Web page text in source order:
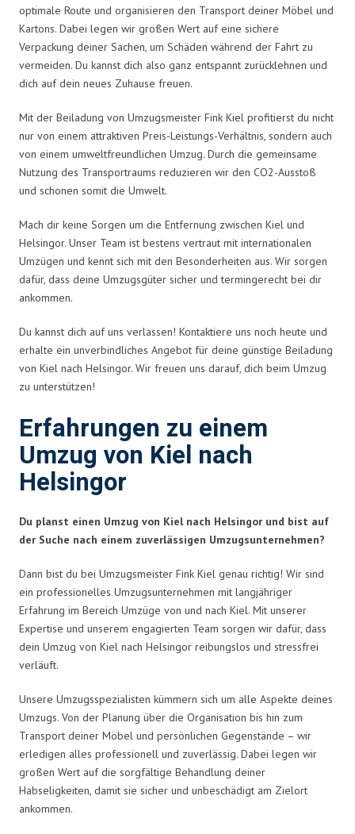
optimale Route und organisieren den Transport deiner Möbel und
Kartons. Dabei legen wir großen Wert auf eine sichere
Verpackung deiner Sachen, um Schäden während der Fahrt zu
vermeiden. Du kannst dich also ganz entspannt zurücklehnen und
dich auf dein neues Zuhause freuen.
Mit der Beiladung von Umzugsmeister Fink Kiel profitierst du nicht
nur von einem attraktiven Preis-Leistungs-Verhältnis, sondern auch
von einem umweltfreundlichen Umzug. Durch die gemeinsame
Nutzung des Transportraums reduzieren wir den CO2-Ausstoß
und schonen somit die Umwelt.
Mach dir keine Sorgen um die Entfernung zwischen Kiel und
Helsingor. Unser Team ist bestens vertraut mit internationalen
Umzügen und kennt sich mit den Besonderheiten aus. Wir sorgen
dafür, dass deine Umzugsgüter sicher und termingerecht bei dir
ankommen.
Du kannst dich auf uns verlassen! Kontaktiere uns noch heute und
erhalte ein unverbindliches Angebot für deine günstige Beiladung
von Kiel nach Helsingor. Wir freuen uns darauf, dich beim Umzug
zu unterstützen!
Erfahrungen zu einem
Umzug von Kiel nach
Helsingor
Du planst einen Umzug von Kiel nach Helsingor und bist auf
der Suche nach einem zuverlässigen Umzugsunternehmen?
Dann bist du bei Umzugsmeister Fink Kiel genau richtig! Wir sind
ein professionelles Umzugsunternehmen mit langjähriger
Erfahrung im Bereich Umzüge von und nach Kiel. Mit unserer
Expertise und unserem engagierten Team sorgen wir dafür, dass
dein Umzug von Kiel nach Helsingor reibungslos und stressfrei
verläuft.
Unsere Umzugsspezialisten kümmern sich um alle Aspekte deines
Umzugs. Von der Planung über die Organisation bis hin zum
Transport deiner Möbel und persönlichen Gegenstände – wir
erledigen alles professionell und zuverlässig. Dabei legen wir
großen Wert auf die sorgfältige Behandlung deiner
Habseligkeiten, damit sie sicher und unbeschädigt am Zielort
ankommen.